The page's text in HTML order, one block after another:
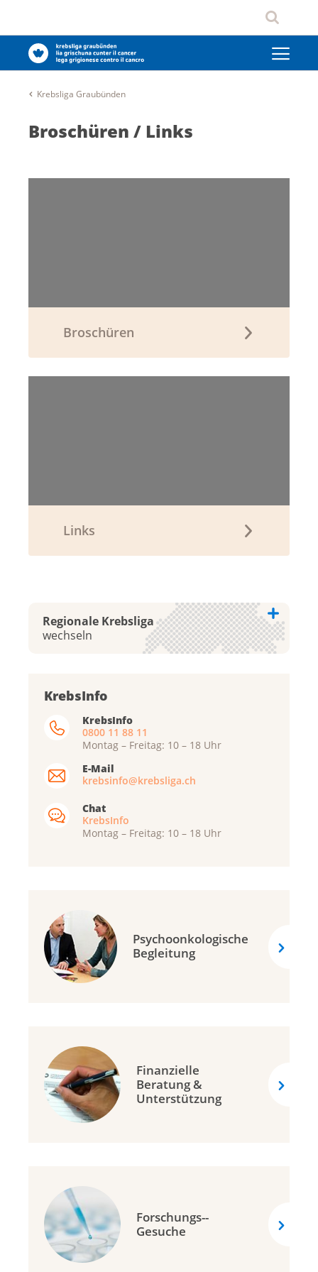
Krebsliga Graubünden
Broschüren / Links
Broschüren
Links
Regionale Krebsliga
wechseln
Krebsliga Aargau
Krebsliga Bern
Ligue genevoise contre le cancer
Krebsliga Graubünden
Ligue jurassienne contre le cancer
Krebsliga Solothurn
Krebsliga Thurgau
Lega cancro Ticino
Ligue vaudoise contre le cancer
Krebsliga Zürich
Krebshilfe Liechtenstein
KrebsInfo
KrebsInfo
0800 11 88 11
Montag – Freitag: 10 – 18 Uhr
E-Mail
krebsinfo@krebsliga.ch
Chat
KrebsInfo
Montag – Freitag: 10 – 18 Uhr
Psychoonkologische
Begleitung
Finanzielle
Beratung &
Unterstützung
Forschungs-­
Gesuche